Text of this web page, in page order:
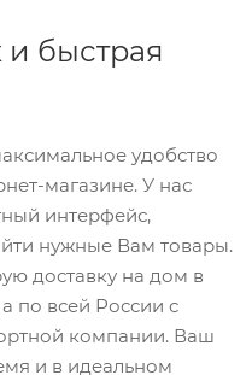
и быстрая
удобство
магазине. У нас
интерфейс,
нужные Вам товары.
доставку на дом в
по всей России с
компании. Ваш
и в идеальном